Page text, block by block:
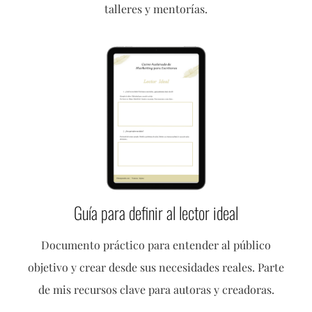
talleres y mentorías.
Guía para definir al lector ideal
Documento práctico para entender al público
objetivo y crear desde sus necesidades reales. Parte
de mis recursos clave para autoras y creadoras.